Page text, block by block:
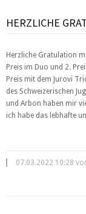
HERZLICHE
Herzliche Gratulation
Preis im Duo und 2.
Preis mit dem Jurovi
des Schweizerischen
und Arbon haben mir
ich habe das lebhafte
07.03.2022 10:28